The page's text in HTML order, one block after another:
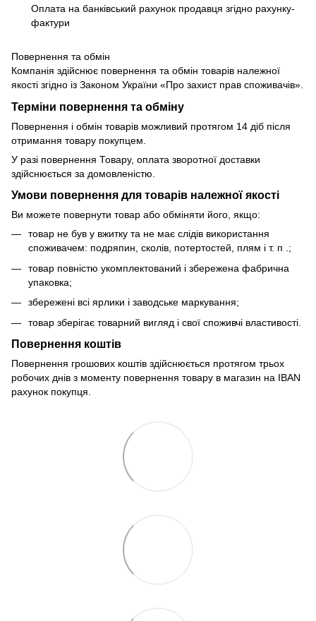
Оплата на банківський рахунок продавця згідно рахунку-
фактури
Повернення та обмін
Компанія здійснює повернення та обмін товарів належної
якості згідно із Законом України «Про захист прав споживачів».
Терміни повернення та обміну
Повернення і обмін товарів можливий протягом 14 діб після
отримання товару покупцем.
У разі повернення Товару, оплата зворотної доставки
здійснюється за домовленістю.
Умови повернення для товарів належної якості
Ви можете повернути товар або обміняти його, якщо:
товар не був у вжитку та не має слідів використання
споживачем: подряпин, сколів, потертостей, плям і т. п .;
товар повністю укомплектований і збережена фабрична
упаковка;
збережені всі ярлики і заводське маркування;
товар зберігає товарний вигляд і свої споживчі властивості.
Повернення коштів
Повернення грошових коштів здійснюється протягом трьох
робочих днів з моменту повернення товару в магазин на IBAN
рахунок покупця.